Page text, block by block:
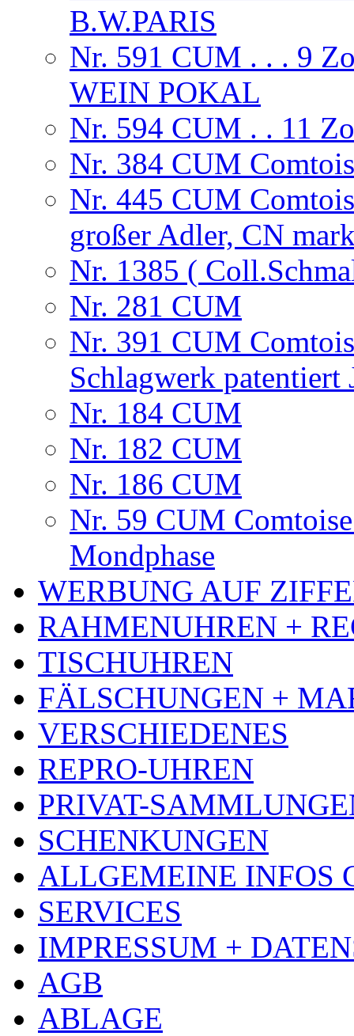
B.W.PARIS
Nr. 591 CUM . . . 9
WEIN POKAL
Nr. 594 CUM . . 11
Nr. 384 CUM
Nr. 445 CUM
großer Adler, CN
Nr. 1385 (
Nr. 281 CUM
Nr. 391 CUM
Schlagwerk
Nr. 184 CUM
Nr. 182 CUM
Nr. 186 CUM
Nr. 59 CUM
Mondphase
WERBUNG AUF
RAHMENUHREN +
TISCHUHREN
FÄLSCHUNGEN +
VERSCHIEDENES
REPRO-UHREN
PRIVAT-
SCHENKUNGEN
ALLGEMEINE INFOS
SERVICES
IMPRESSUM +
AGB
ABLAGE